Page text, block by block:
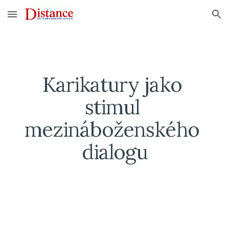
Skip to main content Skip to navigation
Karikatury jako
stimul
mezináboženského
dialogu